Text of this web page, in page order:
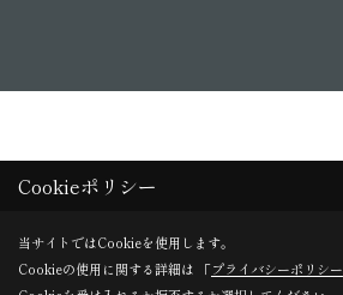
Cookieポリシー
当サイトではCookieを使用します。
Cookieの使用に関する詳細は 「プライバシーポリシー